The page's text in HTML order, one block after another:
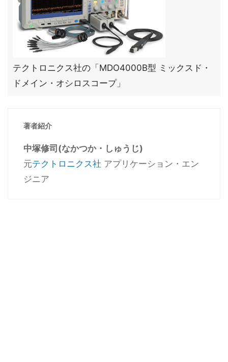
テクトロニクス社の「MDO4000B型 ミックスド・
ドメイン・オシロスコープ」
著者紹介
中塚修司(なかつか・しゅうじ)
元テクトロニクス社 アプリケーション・エン
ジニア